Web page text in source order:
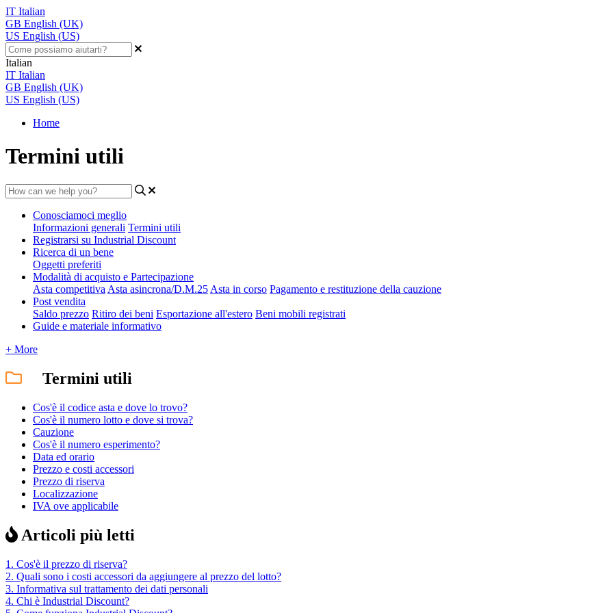
IT Italian
GB English (UK)
US English (US)
Italian
IT Italian
GB English (UK)
US English (US)
Home
Termini utili
Conosciamoci meglio
Informazioni generali Termini utili
Registrarsi su Industrial Discount
Ricerca di un bene
Oggetti preferiti
Modalità di acquisto e Partecipazione
Asta competitiva Asta asincrona/D.M.25 Asta in corso Pagamento e restituzione della cauzione
Post vendita
Saldo prezzo Ritiro dei beni Esportazione all'estero Beni mobili registrati
Guide e materiale informativo
+ More
Termini utili
Cos'è il codice asta e dove lo trovo?
Cos'è il numero lotto e dove si trova?
Cauzione
Cos'è il numero esperimento?
Data ed orario
Prezzo e costi accessori
Prezzo di riserva
Localizzazione
IVA ove applicabile
Articoli più letti
1. Cos'è il prezzo di riserva?
2. Quali sono i costi accessori da aggiungere al prezzo del lotto?
3. Informativa sul trattamento dei dati personali
4. Chi è Industrial Discount?